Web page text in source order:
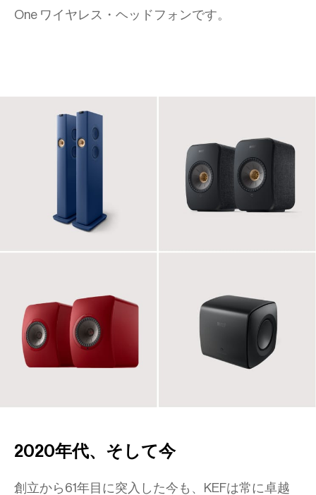
One ワイヤレス・ヘッドフォンです。
2020年代、そして今
創立から61年目に突入した今も、KEFは常に卓越